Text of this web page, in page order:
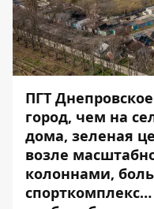
ПГТ
город, чем на
дома, зеленая
возле
колоннами,
спорткомплекс…